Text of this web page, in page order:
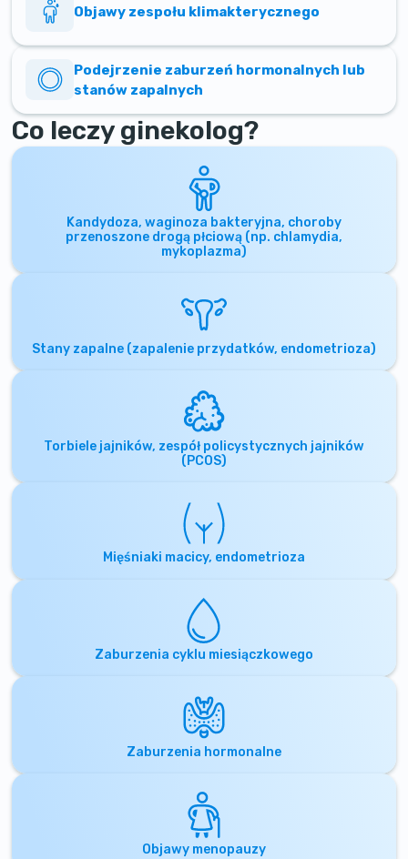
Objawy zespołu klimakterycznego
Podejrzenie zaburzeń hormonalnych lub
stanów zapalnych
Co leczy ginekolog?
Kandydoza, waginoza bakteryjna, choroby
przenoszone drogą płciową (np. chlamydia,
mykoplazma)
Stany zapalne (zapalenie przydatków, endometrioza)
Torbiele jajników, zespół policystycznych jajników
(PCOS)
Mięśniaki macicy, endometrioza
Zaburzenia cyklu miesiączkowego
Zaburzenia hormonalne
Objawy menopauzy